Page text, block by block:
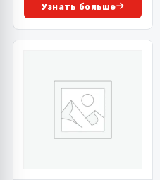
Узнать больше